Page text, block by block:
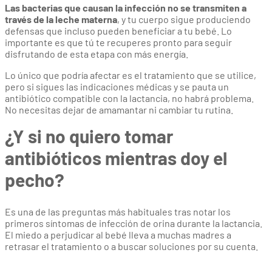
Las bacterias que causan la infección no se transmiten a
través de la leche materna, y tu cuerpo sigue produciendo
defensas que incluso pueden beneficiar a tu bebé. Lo
importante es que tú te recuperes pronto para seguir
disfrutando de esta etapa con más energía.
Lo único que podría afectar es el tratamiento que se utilice,
pero si sigues las indicaciones médicas y se pauta un
antibiótico compatible con la lactancia, no habrá problema.
No necesitas dejar de amamantar ni cambiar tu rutina.
¿Y si no quiero tomar
antibióticos mientras doy el
pecho?
Es una de las preguntas más habituales tras notar los
primeros síntomas de infección de orina durante la lactancia.
El miedo a perjudicar al bebé lleva a muchas madres a
retrasar el tratamiento o a buscar soluciones por su cuenta.